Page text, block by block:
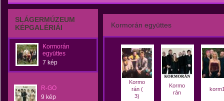
SLÁGERMÚZEUM
KÉPGALÉRIÁI
Kormorán
együttes
7 kép
R-GO
9 kép
Kormorán együttes
Kormo
rán (
3)
Kormo
rán